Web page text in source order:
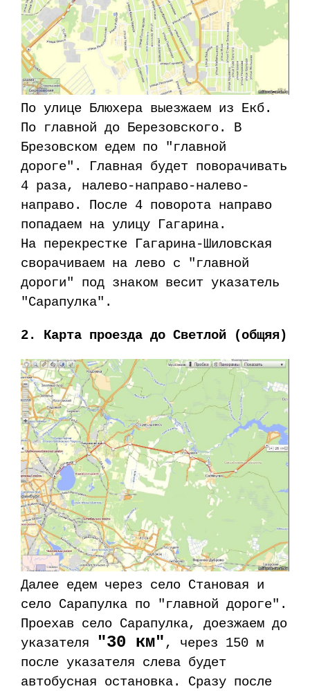
По улице Блюхера выезжаем из Екб.
По главной до Березовского. В
Брезовском едем по "главной
дороге". Главная будет поворачивать
4 раза, налево-направо-налево-
направо. После 4 поворота направо
попадаем на улицу Гагарина.
На перекрестке Гагарина-Шиловская
сворачиваем на лево с "главной
дороги" под знаком весит указатель
"Сарапулка".
2. Карта проезда до Светлой (общяя)
Далее едем через село Становая и
село Сарапулка по "главной дороге".
Проехав село Сарапулка, доезжаем до
указателя
"30 км" , через 150 м
после указателя слева будет
автобусная остановка. Сразу после